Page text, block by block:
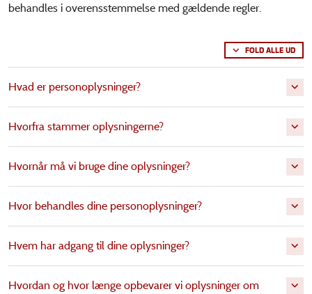
behandles i overensstemmelse med gældende regler.
FOLD ALLE UD
Hvad er personoplysninger?
Hvorfra stammer oplysningerne?
Hvornår må vi bruge dine oplysninger?
Hvor behandles dine personoplysninger?
Hvem har adgang til dine oplysninger?
Hvordan og hvor længe opbevarer vi oplysninger om